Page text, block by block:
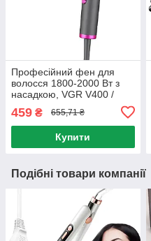
Професійний фен для
волосся 1800-2000 Вт з
насадкою, VGR V400 /
укладання волосся
459 ₴ 655,71 ₴
Купити
Подібні товари компанії